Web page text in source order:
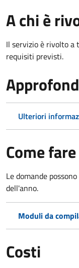
A chi è
Il servizio è rivolto a
requisiti previsti.
Ulteriori
Come fare
Le domande
dell'anno.
Moduli da
Costi